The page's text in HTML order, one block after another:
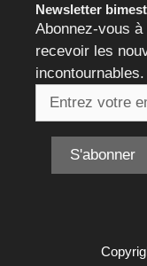
Newsletter
Abonnez-vous
recevoir les
incontournables.